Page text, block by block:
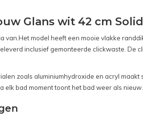
Glans wit 42 cm
van.Het model heeft een mooie vlakke
inclusief gemonteerde clickwaste.
zoals aluminiumhydroxide en acryl
elk bad moment toont het bad weer als